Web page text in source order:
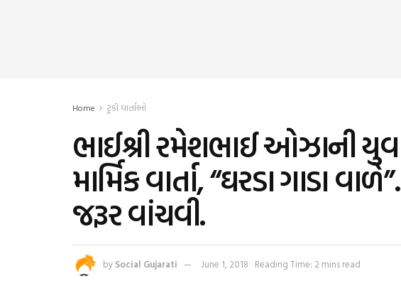
Home ટૂંકી વાર્તાઓ
ભાઈશ્રી રમેશભાઈ ઓઝાની
માર્મિક વાર્તા, “ઘરડા ગાડા
જરૂર વાંચવી.
by Social Gujarati June 1, 2018 Reading Time: 2 mins read